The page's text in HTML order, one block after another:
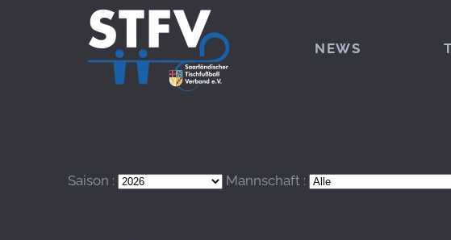
Zum Hauptinhalt springen
NEWS
Saison : Mannschaft :